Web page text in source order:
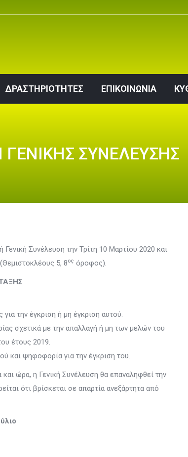
ΔΡΑΣΤΗΡΙΟΤΗΤΕΣ ΕΠΙΚΟΙΝΩΝΙΑ
ΣΥΝΕΛΕΥΣΗΣ
Συνέλευση την Τρίτη 10 Μαρτίου 2020 και
5, 8ος όροφος).
την έγκριση ή μη έγκριση αυτού.
σχετικά με την απαλλαγή ή μη των μελών του
έτους 2019.
και ψηφοφορία για την έγκριση του.
ώρα, η Γενική Συνέλευση θα επαναληφθεί την
ότι βρίσκεται σε απαρτία ανεξάρτητα από
ΔΡΑΣΤΗΡΙΟΤΗΤΕΣ ΕΠΙΚΟΙΝΩΝΙΑ